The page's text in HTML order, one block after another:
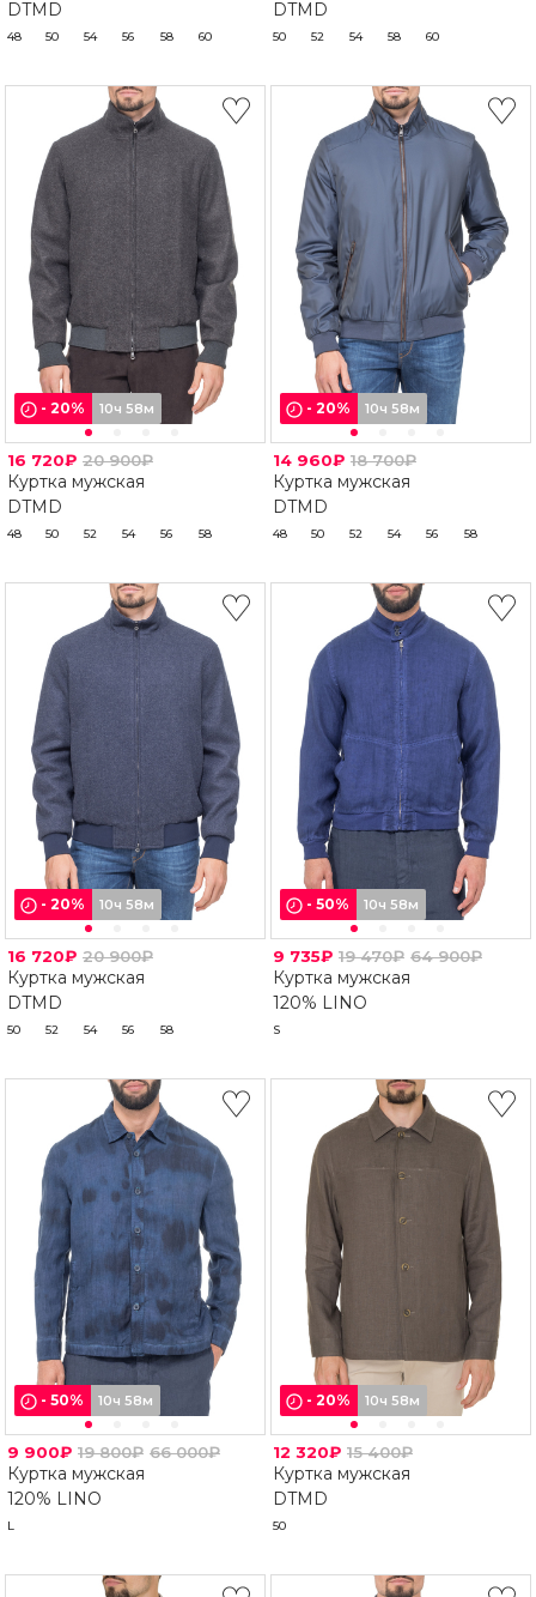
DTMD
48 50 54 56 58 60
DTMD
50 52 54 58 60
- 20% 10ч 58м
16 720₽ 20 900₽
Куртка мужская
DTMD
48 50 52 54 56 58
- 20% 10ч 58м
14 960₽ 18 700₽
Куртка мужская
DTMD
48 50 52 54 56 58
- 20% 10ч 58м
16 720₽ 20 900₽
Куртка мужская
DTMD
50 52 54 56 58
- 50% 10ч 58м
9 735₽ 19 470₽ 64 900₽
Куртка мужская
120% LINO
S
- 50% 10ч 58м
9 900₽ 19 800₽ 66 000₽
Куртка мужская
120% LINO
L
- 20% 10ч 58м
12 320₽ 15 400₽
Куртка мужская
DTMD
50